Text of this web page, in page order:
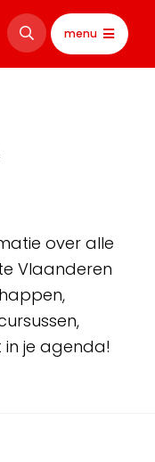
menu
over alle
Vlaanderen
in je agenda!